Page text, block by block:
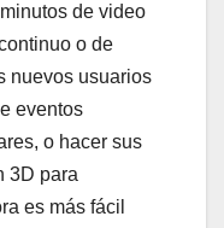
de video
o de
nuevos usuarios
eventos
o hacer sus
3D para
es más fácil